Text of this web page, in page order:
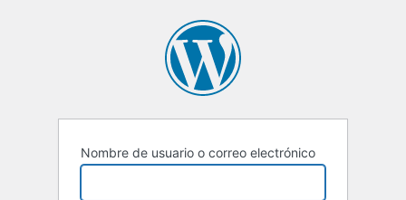
Nombre de usuario o correo electrónico